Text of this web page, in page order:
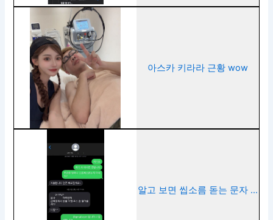
아스카 키라라 근황 wow
알고 보면 씹소름 돋는 문자 …